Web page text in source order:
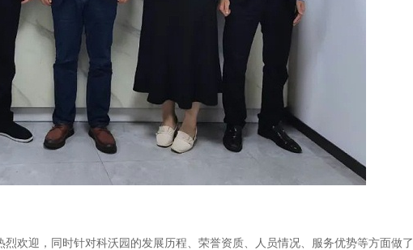
欢迎，同时针对科沃园的发展历程、荣誉资质、人员情况、服务优势等方面做了